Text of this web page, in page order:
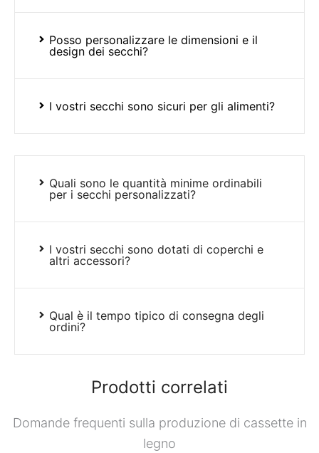
Posso personalizzare le dimensioni e il
design dei secchi?
I vostri secchi sono sicuri per gli alimenti?
Quali sono le quantità minime ordinabili
per i secchi personalizzati?
I vostri secchi sono dotati di coperchi e
altri accessori?
Qual è il tempo tipico di consegna degli
ordini?
Prodotti correlati
Domande frequenti sulla produzione di cassette in
legno